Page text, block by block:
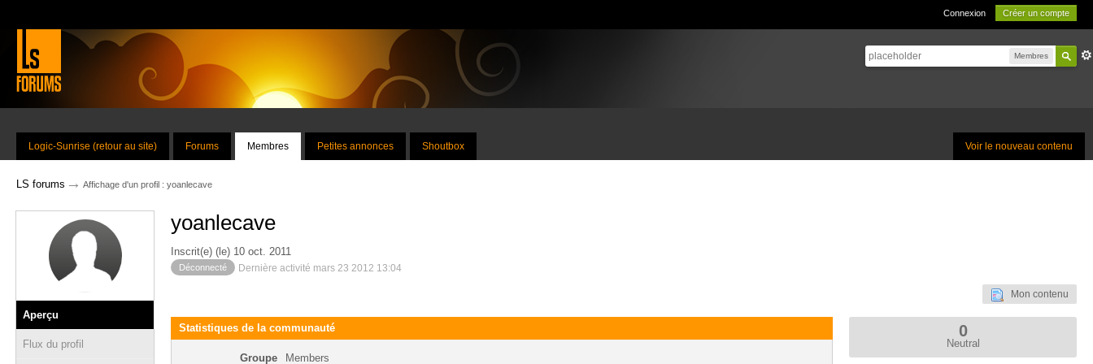
Connexion Créer un compte
Membres
Voir le nouveau contenu
Logic-Sunrise (retour au site) Forums Membres Petites annonces Shoutbox
LS forums → Affichage d'un profil : yoanlecave
Aperçu
Flux du profil
yoanlecave
Inscrit(e) (le) 10 oct. 2011
Déconnecté Dernière activité mars 23 2012 13:04
Mon contenu
Statistiques de la communauté
Groupe Members
0
Neutral